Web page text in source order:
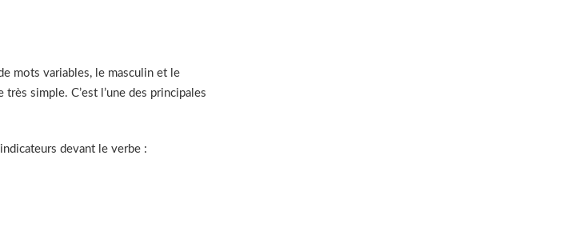
mots variables, le masculin et le
simple. C’est l’une des principales
devant le verbe :